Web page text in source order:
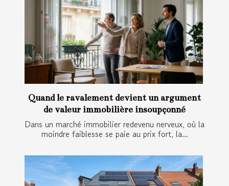
Quand le ravalement devient un argument
de valeur immobilière insoupçonné
Dans un marché immobilier redevenu nerveux, où la
moindre faiblesse se paie au prix fort, la...